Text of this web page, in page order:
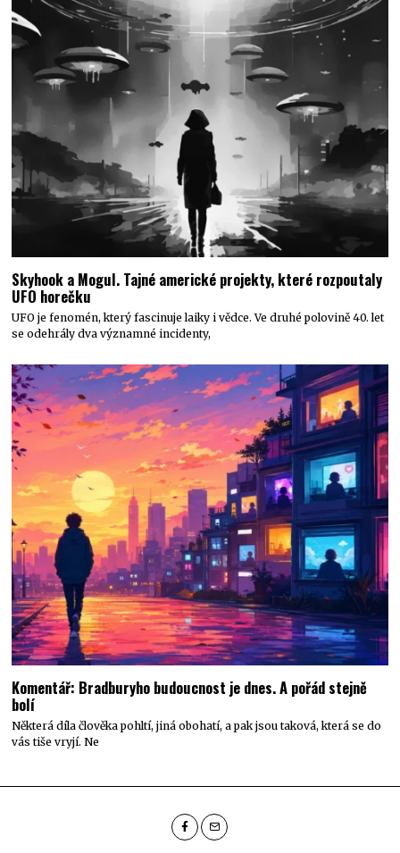
Skyhook a Mogul. Tajné americké projekty, které rozpoutaly
UFO horečku
UFO je fenomén, který fascinuje laiky i vědce. Ve druhé polovině 40. let
se odehrály dva významné incidenty,
Komentář: Bradburyho budoucnost je dnes. A pořád stejně
bolí
Některá díla člověka pohltí, jiná obohatí, a pak jsou taková, která se do
vás tiše vryjí. Ne